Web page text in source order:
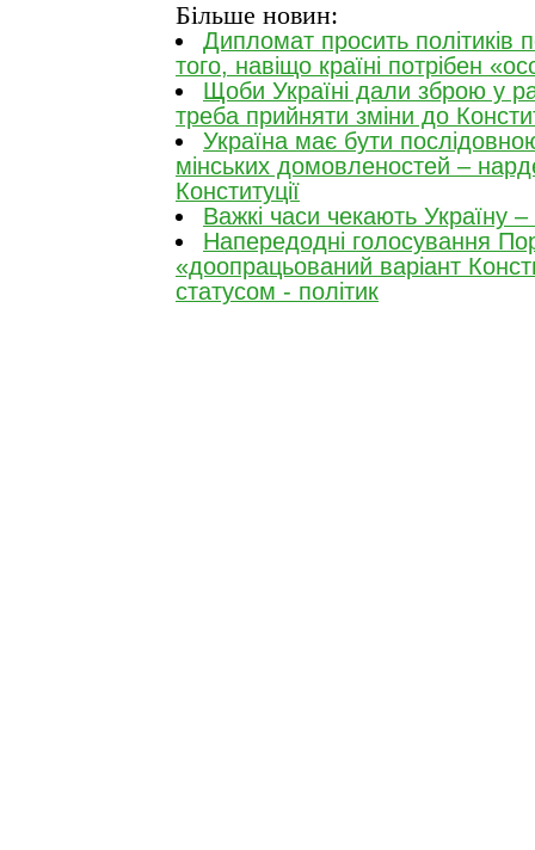
Більше новин:
Дипломат просить політиків
того, навіщо країні потрібен
Щоби Україні дали зброю у
треба прийняти зміни до
Україна має бути
мінських домовленостей –
Конституції
Важкі часи чекають Україну –
Напередодні голосування
«доопрацьований варіант
статусом - політик